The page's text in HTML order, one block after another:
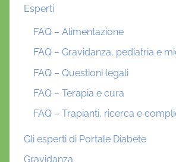
Esperti
FAQ – Alimentazione
FAQ – Gravidanza, pediatria e
FAQ – Questioni legali
FAQ – Terapia e cura
FAQ – Trapianti, ricerca e
Gli esperti di Portale Diabete
Gravidanza